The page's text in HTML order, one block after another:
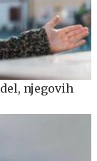
njegovih